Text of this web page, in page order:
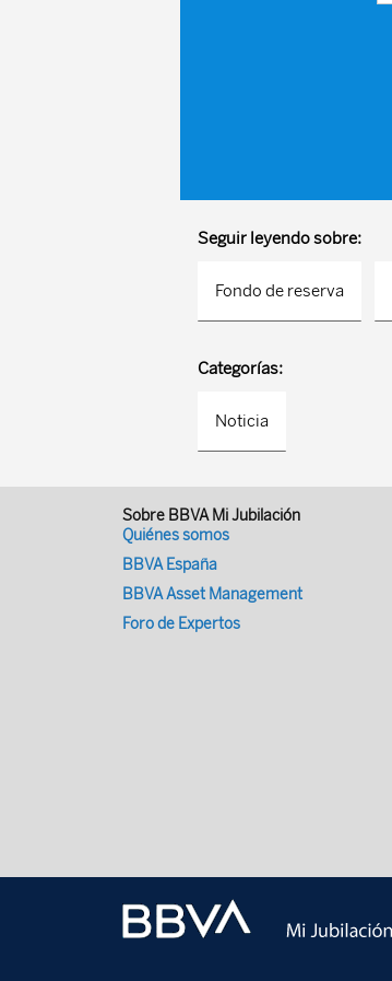
Seguir leyendo sobre:
Fondo de reserva
Categorías:
Noticia
Sobre BBVA Mi Jubilación
Quiénes somos
BBVA España
BBVA Asset Management
Foro de Expertos